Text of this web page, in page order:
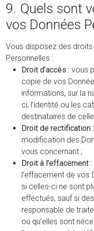
9. Quels sont
vos Données
Vous disposez des
Personnelles :
Droit d’accès : vous
copie de vos
informations, sur la
ci, l’identité ou les
destinataires de
Droit de rectification :
modification des
vous concernant ;
Droit à l’effacement :
l’effacement de vos
si celles-ci ne sont
effectués, sauf si
responsable de
ou qu’elles sont